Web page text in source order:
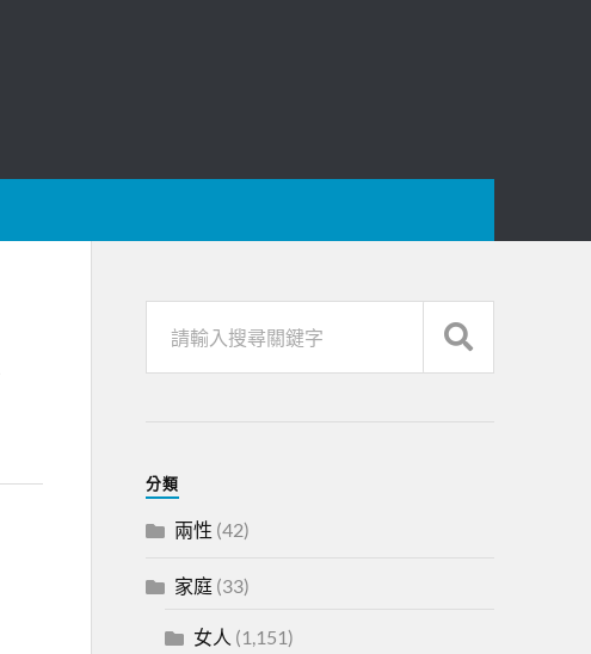
分類
兩性 (42)
家庭(33)
女人 (1,151)